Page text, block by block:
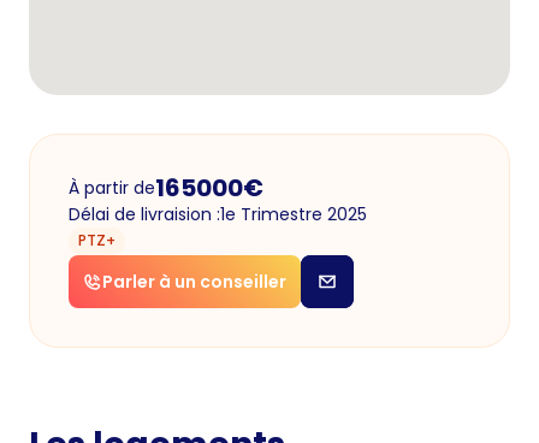
À partir de165000€
Délai de livraision :1e Trimestre 2025
PTZ+
Parler à un conseiller